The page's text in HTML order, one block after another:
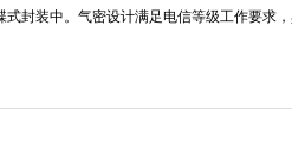
式封装中。气密设计满足电信等级工作要求